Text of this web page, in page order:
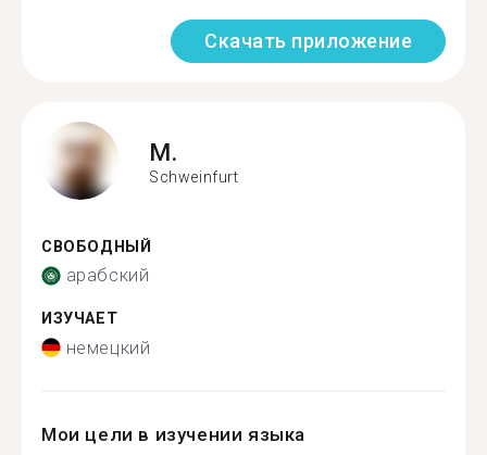
Скачать приложение
M.
Schweinfurt
СВОБОДНЫЙ
арабский
ИЗУЧАЕТ
немецкий
Мои цели в изучении языка